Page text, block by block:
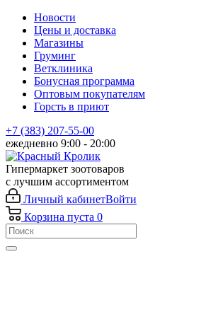
Новости
Цены и доставка
Магазины
Груминг
Ветклиника
Бонусная программа
Оптовым покупателям
Горсть в приют
+7 (383) 207-55-00
ежедневно 9:00 - 20:00
Гипермаркет зоотоваров
с лучшим ассортиментом
Личный кабинетВойти
Корзина пуста 0